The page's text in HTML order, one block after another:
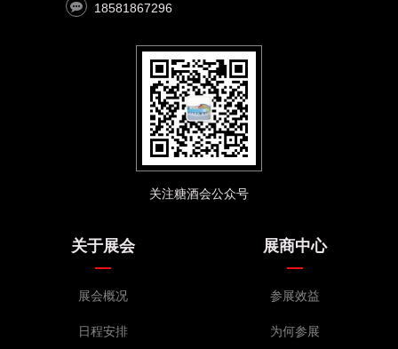
18581867296
关注糖酒会公众号
关于展会
展会概况
日程安排
展商中心
参展效益
为何参展